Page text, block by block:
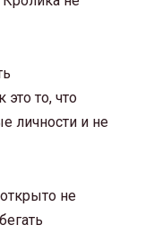
то, что
личности и не
не